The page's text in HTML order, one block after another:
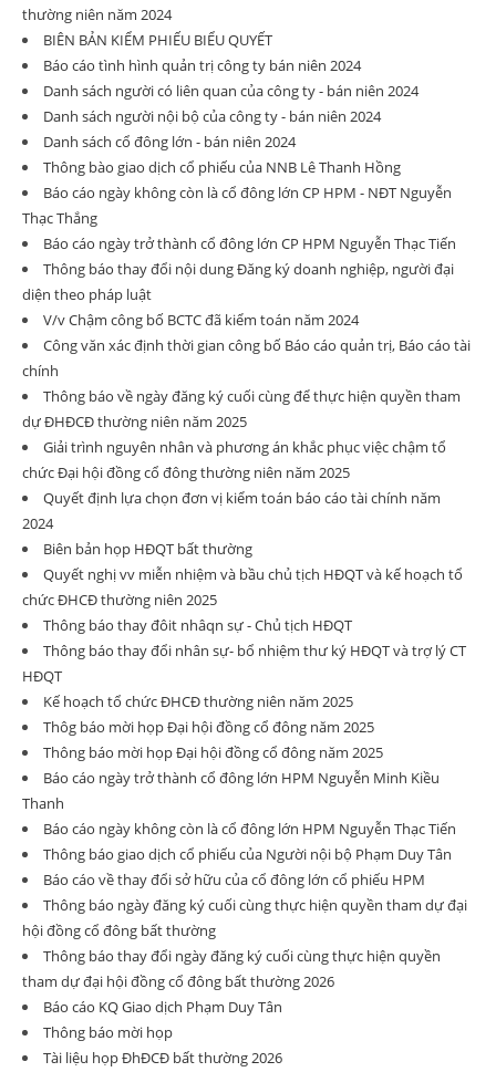
thường niên năm 2024
BIÊN BẢN KIỂM PHIẾU BIỂU QUYẾT
Báo cáo tình hình quản trị công ty bán niên 2024
Danh sách người có liên quan của công ty - bán niên 2024
Danh sách người nội bộ của công ty - bán niên 2024
Danh sách cổ đông lớn - bán niên 2024
Thông bào giao dịch cổ phiếu của NNB Lê Thanh Hồng
Báo cáo ngày không còn là cổ đông lớn CP HPM - NĐT Nguyễn
Thạc Thắng
Báo cáo ngày trở thành cổ đông lớn CP HPM Nguyễn Thạc Tiến
Thông báo thay đổi nội dung Đăng ký doanh nghiệp, người đại
diện theo pháp luật
V/v Chậm công bố BCTC đã kiểm toán năm 2024
Công văn xác định thời gian công bố Báo cáo quản trị, Báo cáo tài
chính
Thông báo về ngày đăng ký cuối cùng để thực hiện quyền tham
dự ĐHĐCĐ thường niên năm 2025
Giải trình nguyên nhân và phương án khắc phục việc chậm tổ
chức Đại hội đồng cổ đông thường niên năm 2025
Quyết định lựa chọn đơn vị kiểm toán báo cáo tài chính năm
2024
Biên bản họp HĐQT bất thường
Quyết nghị vv miễn nhiệm và bầu chủ tịch HĐQT và kế hoạch tổ
chức ĐHCĐ thường niên 2025
Thông báo thay đôit nhâqn sự - Chủ tịch HĐQT
Thông báo thay đổi nhân sự- bổ nhiệm thư ký HĐQT và trợ lý CT
HĐQT
Kế hoạch tổ chức ĐHCĐ thường niên năm 2025
Thôg báo mời họp Đại hội đồng cổ đông năm 2025
Thông báo mời họp Đại hội đồng cổ đông năm 2025
Báo cáo ngày trở thành cổ đông lớn HPM Nguyễn Minh Kiều
Thanh
Báo cáo ngày không còn là cổ đông lớn HPM Nguyễn Thạc Tiến
Thông báo giao dịch cổ phiếu của Người nội bộ Phạm Duy Tân
Báo cáo về thay đổi sở hữu của cổ đông lớn cổ phiếu HPM
Thông báo ngày đăng ký cuối cùng thực hiện quyền tham dự đại
hội đồng cổ đông bất thường
Thông báo thay đổi ngày đăng ký cuối cùng thực hiện quyền
tham dự đại hội đồng cổ đông bất thường 2026
Báo cáo KQ Giao dịch Phạm Duy Tân
Thông báo mời họp
Tài liệu họp ĐhĐCĐ bất thường 2026